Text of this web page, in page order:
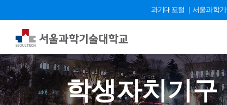
과기대포털 서울과학
학생자치기구